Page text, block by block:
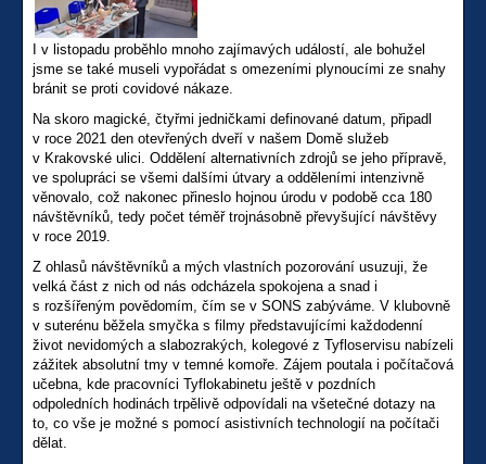
I v listopadu proběhlo mnoho zajímavých událostí, ale bohužel
jsme se také museli vypořádat s omezeními plynoucími ze snahy
bránit se proti covidové nákaze.
Na skoro magické, čtyřmi jedničkami definované datum, připadl
v roce 2021 den otevřených dveří v našem Domě služeb
v Krakovské ulici. Oddělení alternativních zdrojů se jeho přípravě,
ve spolupráci se všemi dalšími útvary a odděleními intenzivně
věnovalo, což nakonec přineslo hojnou úrodu v podobě cca 180
návštěvníků, tedy počet téměř trojnásobně převyšující návštěvy
v roce 2019.
Z ohlasů návštěvníků a mých vlastních pozorování usuzuji, že
velká část z nich od nás odcházela spokojena a snad i
s rozšířeným povědomím, čím se v SONS zabýváme. V klubovně
v suterénu běžela smyčka s filmy představujícími každodenní
život nevidomých a slabozrakých, kolegové z Tyfloservisu nabízeli
zážitek absolutní tmy v temné komoře. Zájem poutala i počítačová
učebna, kde pracovníci Tyflokabinetu ještě v pozdních
odpoledních hodinách trpělivě odpovídali na všetečné dotazy na
to, co vše je možné s pomocí asistivních technologií na počítači
dělat.